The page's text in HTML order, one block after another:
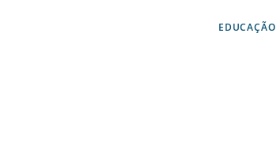
EDUCAÇÃO